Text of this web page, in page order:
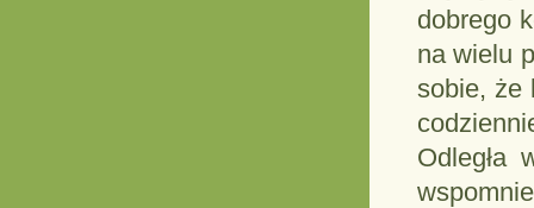
dobrego
na wielu
sobie, że
Odległa